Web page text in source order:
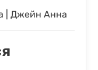
| Джейн Анна